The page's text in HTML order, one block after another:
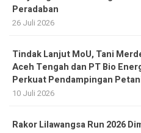
Peradaban
26 Juli 2026
Tindak Lanjut MoU, Tani
Aceh Tengah dan PT Bio
Perkuat Pendampingan
10 Juli 2026
Rakor Lilawangsa Run 2026